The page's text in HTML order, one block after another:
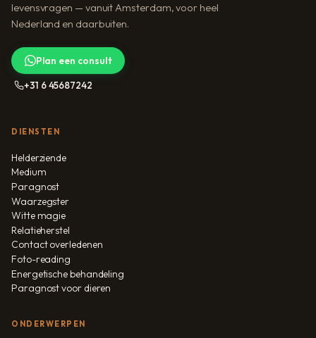
levensvragen — vanuit Amsterdam, voor heel
Nederland en daarbuiten.
Plan een consult
+31 6 45687242
DIENSTEN
Helderziende
Medium
Paragnost
Waarzegster
Witte magie
Relatieherstel
Contact overledenen
Foto-reading
Energetische behandeling
Paragnost voor dieren
ONDERWERPEN